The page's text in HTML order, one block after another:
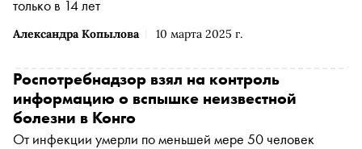
Александра Копылова 10 марта 2025 г.
только в 14 лет
Роспотребнадзор взял на контроль
информацию о вспышке неизвестной
болезни в Конго
От инфекции умерли по меньшей мере 50 человек